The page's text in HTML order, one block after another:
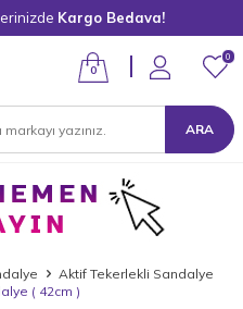
Kargo Bedava!
ARA
0
0
Aktif Tekerlekli Sandalye
( 42cm )